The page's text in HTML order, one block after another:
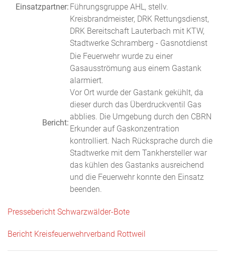
Einsatzpartner: Führungsgruppe AHL, stellv.
Kreisbrandmeister, DRK Rettungsdienst,
DRK Bereitschaft Lauterbach mit KTW,
Stadtwerke Schramberg - Gasnotdienst
Bericht:
Die Feuerwehr wurde zu einer
Gasausströmung aus einem Gastank
alarmiert.
Vor Ort wurde der Gastank gekühlt, da
dieser durch das Überdruckventil Gas
abblies. Die Umgebung durch den CBRN
Erkunder auf Gaskonzentration
kontrolliert. Nach Rücksprache durch die
Stadtwerke mit dem Tankhersteller war
das kühlen des Gastanks ausreichend
und die Feuerwehr konnte den Einsatz
beenden.
Pressebericht Schwarzwälder-Bote
Bericht Kreisfeuerwehrverband Rottweil